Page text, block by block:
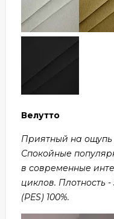
Велутто
Приятный на
Спокойные
в современные
циклов. Плотность
(PES) 100%.